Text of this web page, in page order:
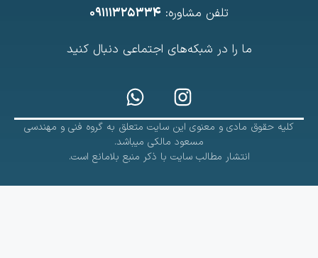
تلفن مشاوره:۰۹۱۱۱۳۲۵۳۳۴
ما را در شبکه‌های اجتماعی دنبال کنید
کلیه حقوق مادی و معنوی این سایت متعلق به گروه فنی و مهندسی
مسعود مالکی میباشد.
انتشار مطالب سایت با ذکر منبع بلامانع است.